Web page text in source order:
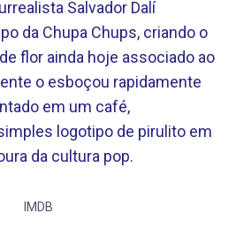
Salvador Dalí
da Chupa Chups, criando o
flor ainda hoje associado ao
o esboçou rapidamente
em um café,
logotipo de pirulito em
da cultura pop.
IMDB